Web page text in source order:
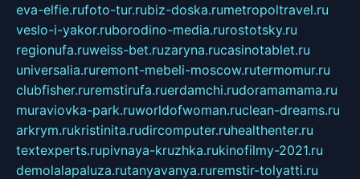
eva-elfie.rufoto-tur.rubiz-doska.rumetropoltravel.ru
veslo-i-yakor.ruborodino-media.rurostotsky.ru
regionufa.ruweiss-bet.ruzaryna.rucasinotablet.ru
universalia.ruremont-mebeli-moscow.rutermomur.ru
clubfisher.ruremstirufa.ruerdamchi.rudoramamama.ru
muraviovka-park.ruworldofwoman.ruclean-dreams.ru
arkrym.rukristinita.rudircomputer.ruhealthenter.ru
textexperts.rupivnaya-kruzhka.rukinofilmy-2021.ru
demolalapaluza.rutanyavanya.ruremstir-tolyatti.ru